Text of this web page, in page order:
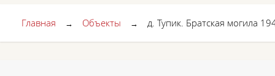
Главная → Объекты → д. Тупик. Братская могила